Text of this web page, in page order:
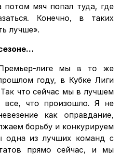
мяч попал туда, где
Конечно, в таких
лучше».
лиге мы в то же
году, в Кубке Лиги
что сейчас мы в лучшем
все, что произошло. Я не
как оправдание,
борьбу и конкурируем
одна из лучших команд с
прямо сейчас, и мы